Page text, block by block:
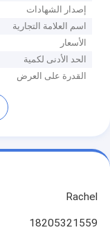
إصدار الشهادات
اسم العلامة التجارية
الأسعار
الحد الأدنى لكمية
القدرة على العرض
Rachel
18205321559